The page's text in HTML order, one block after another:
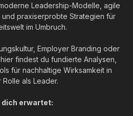
Leadership-Modelle, agile
praxiserprobte Strategien für
im Umbruch.
Employer Branding oder
findest du fundierte Analysen,
für nachhaltige Wirksamkeit in
Rolle als Leader.
dich erwartet: